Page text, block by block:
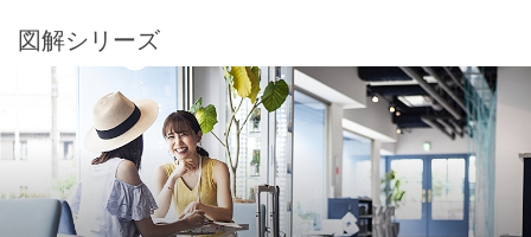
図解シリーズ